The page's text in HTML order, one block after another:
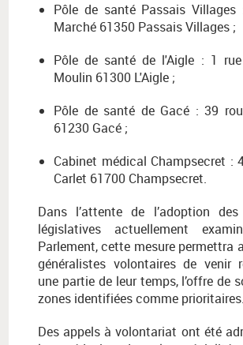
Pôle de santé Passais
Marché 61350 Passais Villages ;
Pôle de santé de l'Aigle : 1
Moulin 61300 L'Aigle ;
Pôle de santé de Gacé : 39
61230 Gacé ;
Cabinet médical Champsecret :
Carlet 61700 Champsecret.
Dans l’attente de l’adoption
législatives actuellement
Parlement, cette mesure permettra
généralistes volontaires de venir
une partie de leur temps, l’offre de
zones identifiées comme prioritaires.
Des appels à volontariat ont été